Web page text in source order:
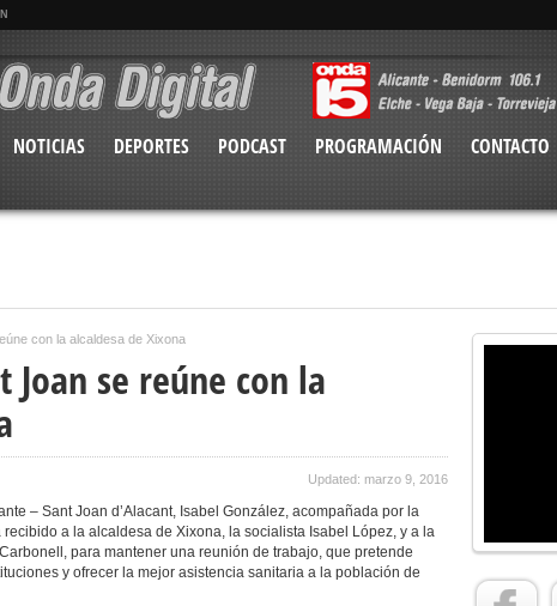
NOTICIAS DEPORTES PODCAST PROGRAMACIÓN CONTACTO
con la alcaldesa de Xixona
Joan se reúne con la
Updated: marzo 9, 2016
– Sant Joan d’Alacant, Isabel González, acompañada por la
a la alcaldesa de Xixona, la socialista Isabel López, y a la
para mantener una reunión de trabajo, que pretende
y ofrecer la mejor asistencia sanitaria a la población de